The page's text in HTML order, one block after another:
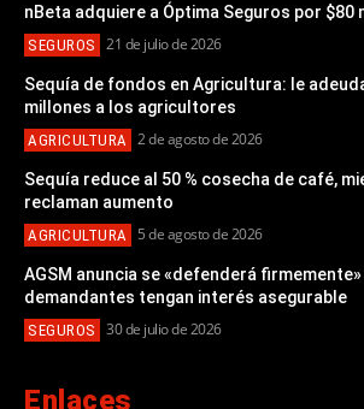
nBeta adquiere a Óptima Seguros por $80
SEGUROS 21 de julio de 2026
Sequía de fondos en Agricultura: le
millones a los agricultores
AGRICULTURA 2 de agosto de 2026
Sequía reduce al 50 % cosecha de café,
reclaman aumento
AGRICULTURA 5 de agosto de 2026
AGSM anuncia se «defenderá
demandantes tengan interés asegurable
SEGUROS 30 de julio de 2026
Enlaces